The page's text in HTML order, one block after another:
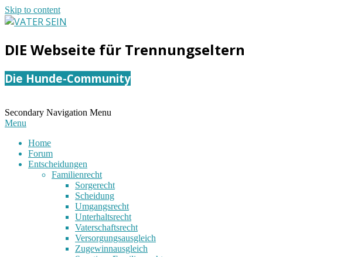
Skip to content
SEIN
DIE Webseite für Trennungseltern
Die Hunde-Community
Secondary Navigation Menu
Menu
Home
Forum
Entscheidungen
Familienrecht
Sorgerecht
Scheidung
Umgangsrecht
Unterhaltsrecht
Vaterschaftsrecht
Versorgungsausgleich
Zugewinnausgleich